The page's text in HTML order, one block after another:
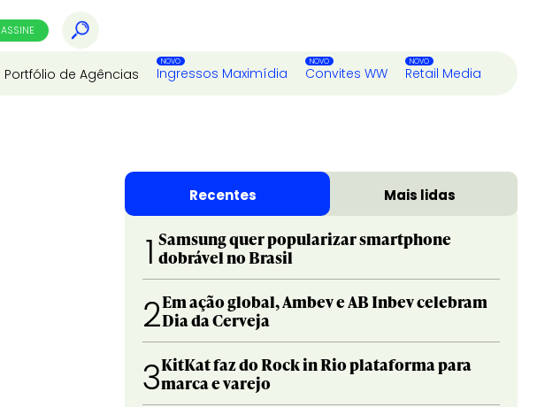
ASSINE
Portfólio de Agências Ingressos Maximídia Convites WW Retail Media
Recentes Mais lidas
1 Samsung quer popularizar smartphone
dobrável no Brasil
2Em ação global, Ambev e AB Inbev celebram
Dia da Cerveja
3KitKat faz do Rock in Rio plataforma para
marca e varejo